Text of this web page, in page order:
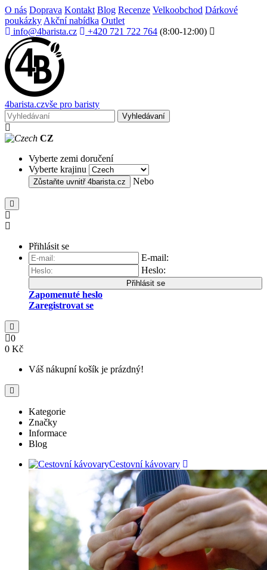
O nás Doprava Kontakt Blog Recenze Velkoobchod Dárkové
poukázky Akční nabídka Outlet
info@4barista.cz
+420 721 722 764 (8:00-12:00)
4barista.czvše pro baristy
Vyhledávaní
CZ
Vyberte zemi doručení
Vyberte krajinu
Zůstaňte uvnitř 4barista.cz Nebo
Přihlásit se
E-mail:
Heslo:
Přihlásit se
Zapomenuté heslo
Zaregistrovat se
0
0 Kč
Váš nákupní košík je prázdný!
Kategorie
Značky
Informace
Blog
Cestovní kávovary